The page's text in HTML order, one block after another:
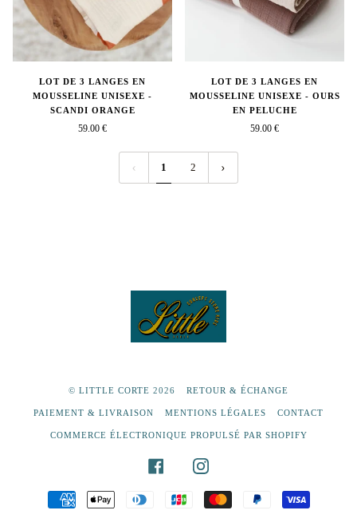
LOT DE 3 LANGES EN
MOUSSELINE UNISEXE -
SCANDI ORANGE
59.00 €
LOT DE 3 LANGES EN
MOUSSELINE UNISEXE - OURS
EN PELUCHE
59.00 €
1 2
© LITTLE CORTE 2026 RETOUR & ÉCHANGE
PAIEMENT & LIVRAISON MENTIONS LÉGALES CONTACT
COMMERCE ÉLECTRONIQUE PROPULSÉ PAR SHOPIFY
FACEBOOKINSTAGRAM
AMERICANAPPLE
DINERS
MASTER PAYPAL